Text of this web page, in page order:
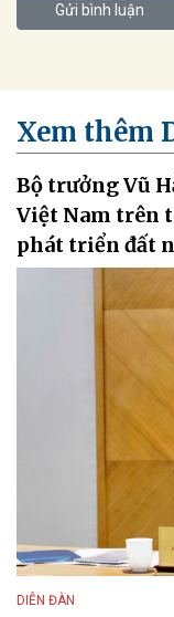
Gửi bình luận
Xem thêm
Bộ trưởng Vũ
Việt Nam trên
phát triển đất
DIỄN ĐÀN